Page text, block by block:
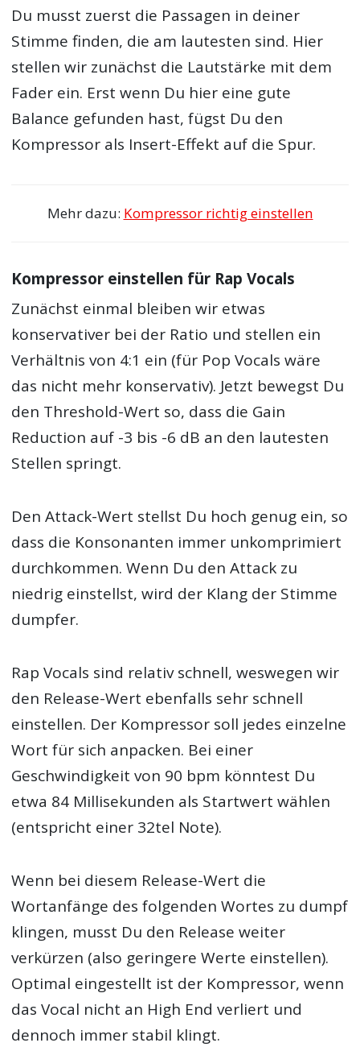
Du musst zuerst die Passagen in deiner
Stimme finden, die am lautesten sind. Hier
stellen wir zunächst die Lautstärke mit dem
Fader ein. Erst wenn Du hier eine gute
Balance gefunden hast, fügst Du den
Kompressor als Insert-Effekt auf die Spur.
Mehr dazu: Kompressor richtig einstellen
Kompressor einstellen für Rap Vocals
Zunächst einmal bleiben wir etwas
konservativer bei der Ratio und stellen ein
Verhältnis von 4:1 ein (für Pop Vocals wäre
das nicht mehr konservativ). Jetzt bewegst Du
den Threshold-Wert so, dass die Gain
Reduction auf -3 bis -6 dB an den lautesten
Stellen springt.
Den Attack-Wert stellst Du hoch genug ein, so
dass die Konsonanten immer unkomprimiert
durchkommen. Wenn Du den Attack zu
niedrig einstellst, wird der Klang der Stimme
dumpfer.
Rap Vocals sind relativ schnell, weswegen wir
den Release-Wert ebenfalls sehr schnell
einstellen. Der Kompressor soll jedes einzelne
Wort für sich anpacken. Bei einer
Geschwindigkeit von 90 bpm könntest Du
etwa 84 Millisekunden als Startwert wählen
(entspricht einer 32tel Note).
Wenn bei diesem Release-Wert die
Wortanfänge des folgenden Wortes zu dumpf
klingen, musst Du den Release weiter
verkürzen (also geringere Werte einstellen).
Optimal eingestellt ist der Kompressor, wenn
das Vocal nicht an High End verliert und
dennoch immer stabil klingt.